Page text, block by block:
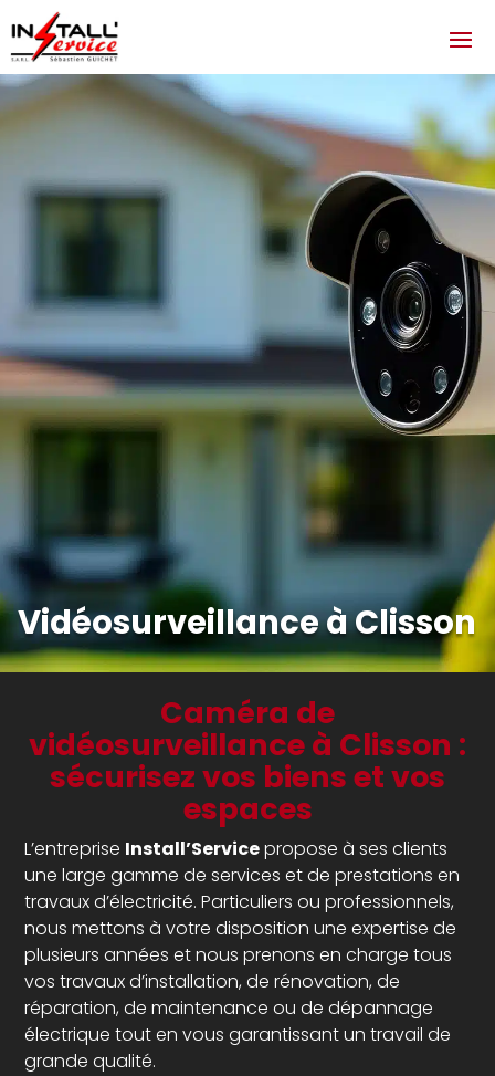
Vidéosurveillance à Clisson
Caméra de
vidéosurveillance à Clisson :
sécurisez vos biens et vos
espaces
L’entreprise Install’Servicepropose à ses clients
une large gamme de services et de prestations en
travaux d’électricité. Particuliers ou professionnels,
nous mettons à votre disposition une expertise de
plusieurs années et nous prenons en charge tous
vos travaux d’installation, de rénovation, de
réparation, de maintenance ou de dépannage
électrique tout en vous garantissant un travail de
grande qualité.